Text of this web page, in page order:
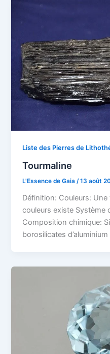
Liste des Pierres de
Tourmaline
L'Essence de Gaia/13 août
Définition: Couleurs:
couleurs existe Système
Composition chimique:
borosilicates d’aluminium